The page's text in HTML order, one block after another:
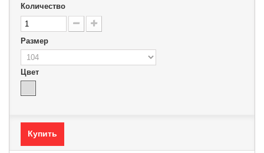
Количество
Размер
Цвет
Купить